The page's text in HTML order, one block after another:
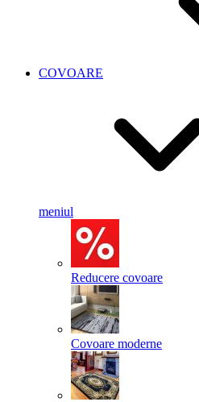
COVOARE
meniul
Reducere covoare
Covoare moderne